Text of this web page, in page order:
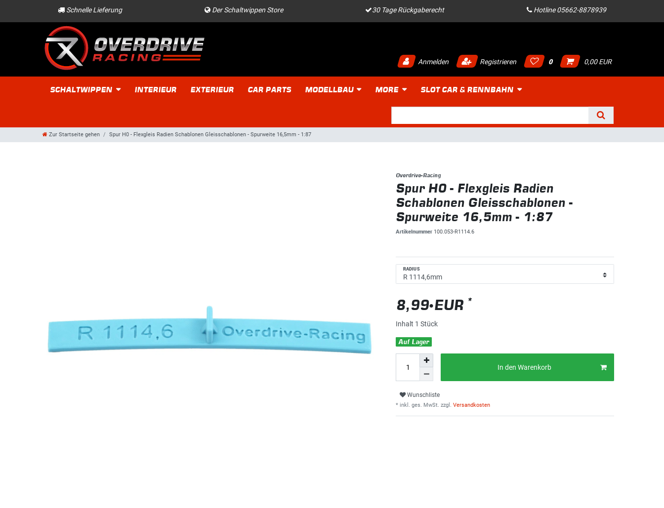
Schnelle Lieferung Der Schaltwippen Store 30 Tage Rückgaberecht Hotline 05662-8878939
Anmelden Registrieren 0 0,00 EUR
SCHALTWIPPEN INTERIEUR EXTERIEUR CAR PARTS MODELLBAU MORE SLOT CAR & RENNBAHN
Zur Startseite gehen Spur H0 - Flexgleis Radien Schablonen Gleisschablonen - Spurweite 16,5mm - 1:87
Overdrive-Racing
Spur H0 - Flexgleis Radien
Schablonen Gleisschablonen -
Spurweite 16,5mm - 1:87
Artikelnummer 100.053-R1114.6
RADIUS
8,99 EUR *
Inhalt 1 Stück
Auf Lager
In den Warenkorb
Wunschliste
* inkl. ges. MwSt. zzgl. Versandkosten